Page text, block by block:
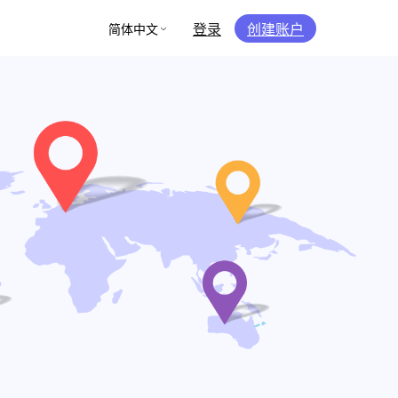
简体中文 登录 创建账户